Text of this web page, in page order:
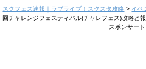
スクフェス速報｜ラブライブ！スクスタ攻略 > イベ
回チャレンジフェスティバル(チャレフェス)攻略と
スポンサー